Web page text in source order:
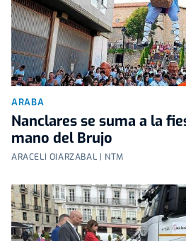
ARABA
Nanclares se suma a la
mano del Brujo
ARACELI OIARZABAL | NTM